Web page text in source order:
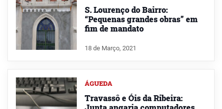
S. Lourenço do Bairro:
“Pequenas grandes obras” em
fim de mandato
18 de Março, 2021
ÁGUEDA
Travassô e Óis da Ribeira: